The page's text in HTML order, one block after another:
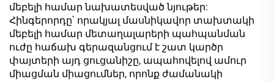
մեբելի համար նախատեսված նյութեր:
Հինգերորդը՝ որակյալ մասնիկավոր տախտակի
մեբելի համար մետաղալարերի պահպանման
ուժը հաճախ գերազանցում է շատ կարծր
փայտերի այդ ցուցանիշը, ապահովելով ամուր
միացման միացումներ, որոնք ժամանակի